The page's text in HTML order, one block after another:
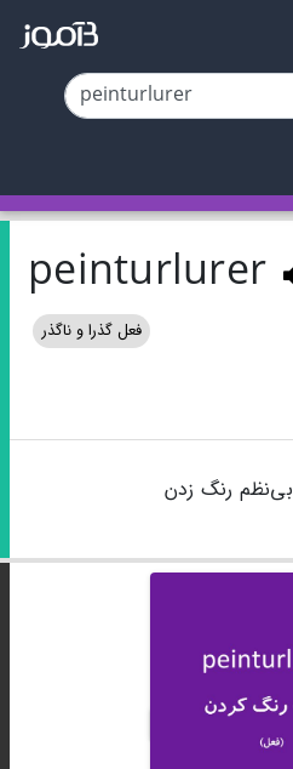
peinturlurer
فعل گذرا و ناگذر
بی‌نظم رنگ زدن